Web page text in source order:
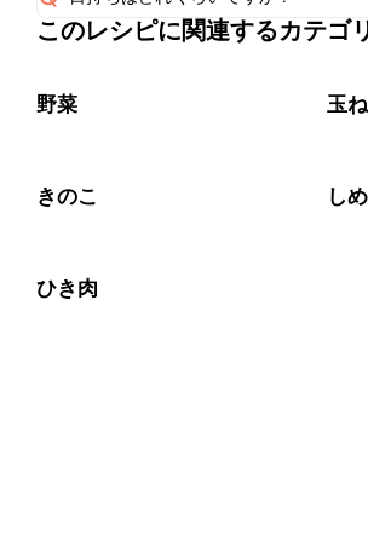
保存期間は冷蔵で翌日中が目安です
※日持ちは目安です。
このレシピに関連するカテゴ
野菜 玉
きのこ し
ひき肉